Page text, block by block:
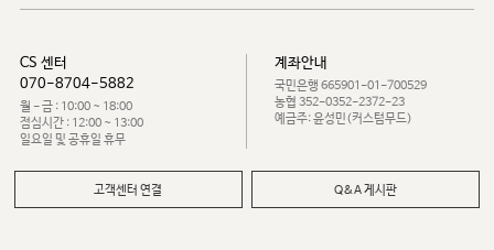
CS 센터
070-8704-5882
월 - 금 : 10:00 ~ 18:00
점심시간 : 12:00 ~ 13:00
일요일 및 공휴일 휴무
계좌안내
국민은행 665901-01-700529
농협 352-0352-2372-23
예금주: 윤성민(커스텀무드)
고객센터 연결 Q&A 게시판